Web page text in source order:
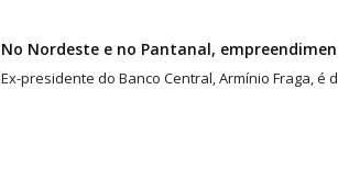
No Nordeste e no Pantanal,
Ex-presidente do Banco Central, Armínio Fraga,